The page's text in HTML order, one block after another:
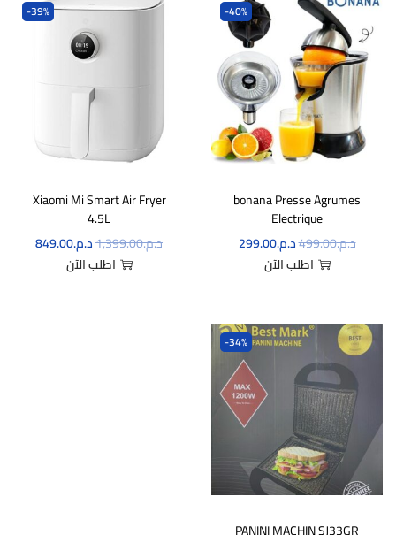
-40%
bonana Presse Agrumes
Electrique
د.م.499.00د.م.299.00
اطلب الآن
-39%
Xiaomi Mi Smart Air Fryer
4.5L
د.م.1,399.00د.م.849.00
اطلب الآن
-34%